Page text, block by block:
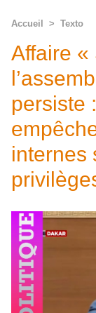
Accueil > Texto
Affaire «
persiste
internes